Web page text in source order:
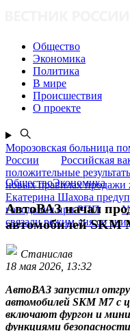
Общество
Экономика
Политика
В мире
Происшествия
О проекте
Морозовская больница
России
Российская
положительные
новых правилах продажи
Екатерина Шахова
голодания при РПП
связали режим дня со
ОбществоЭкономика
АвтоВАЗ начал
автомобилей SKM
Станислав
18 мая 2026, 13:32
АвтоВАЗ запустил
автомобилей SKM М7 с
включают фургон и
функциями